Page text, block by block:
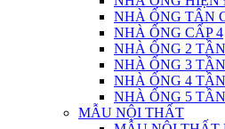
NHÀ ỐNG TÂN
NHÀ ỐNG CẤP 4
NHÀ ỐNG 2
NHÀ ỐNG 3
NHÀ ỐNG 4
NHÀ ỐNG 5
MẪU NỘI THẤT